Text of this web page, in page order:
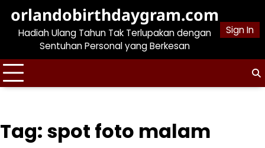
content
orlandobirthdaygram.com
Hadiah Ulang Tahun Tak Terlupakan dengan
Sentuhan Personal yang Berkesan
Sign In
Tag: spot foto malam